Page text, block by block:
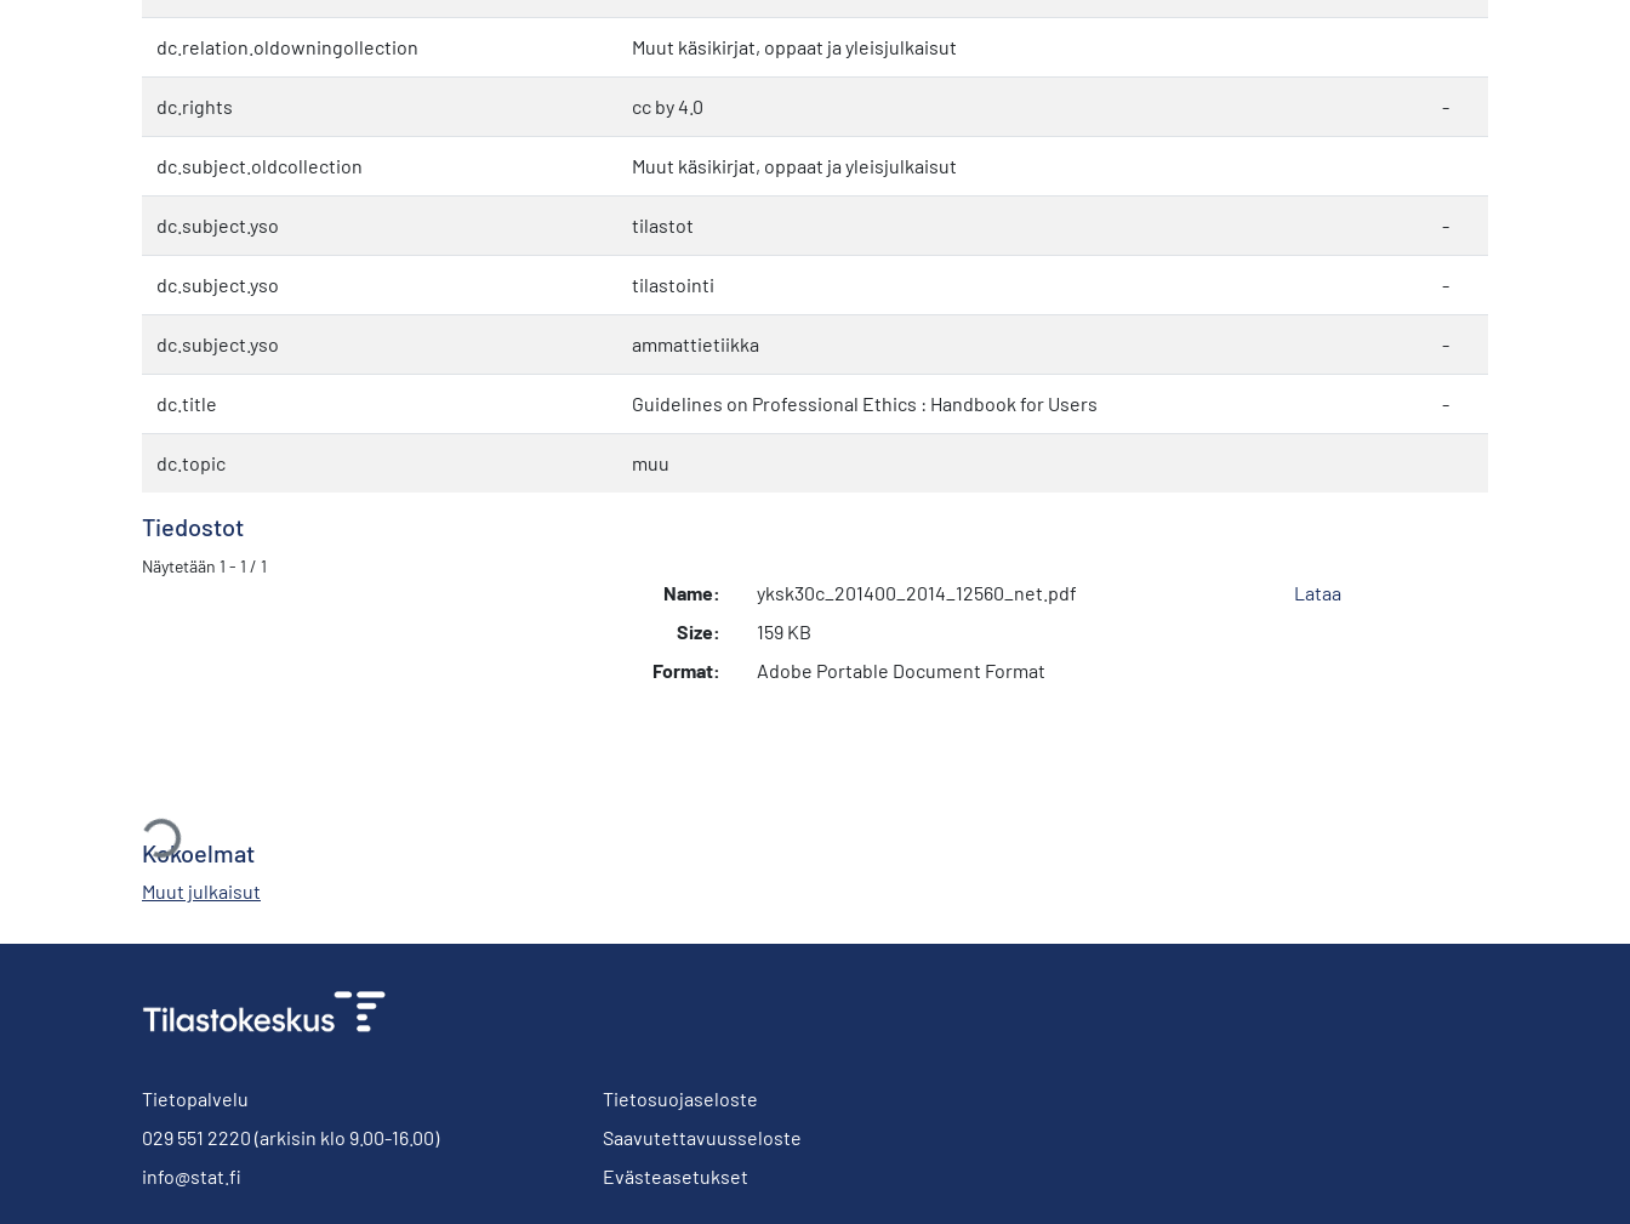
dc.relation.oldowningollection Muut käsikirjat, oppaat ja yleisjulkaisut
dc.rights cc by 4.0 -
dc.subject.oldcollection Muut käsikirjat, oppaat ja yleisjulkaisut
dc.subject.yso tilastot -
dc.subject.yso tilastointi -
dc.subject.yso ammattietiikka -
dc.title Guidelines on Professional Ethics : Handbook for Users -
dc.topic muu
Tiedostot
Näytetään 1 - 1 / 1
Ladataan...
Name:
yksk30c_201400_2014_12560_net.pdf
Size:
159 KB
Format:
Adobe Portable Document Format
Lataa
Kokoelmat
Muut julkaisut
Tietopalvelu
029 551 2220 (arkisin klo 9.00-16.00)
info@stat.fi
Tietosuojaseloste
Saavutettavuusseloste
Evästeasetukset